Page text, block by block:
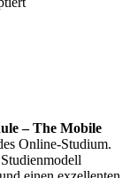
– The Mobile
Online-Studium.